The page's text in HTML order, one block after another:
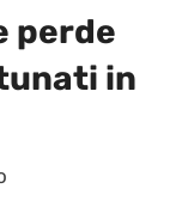
perde
in